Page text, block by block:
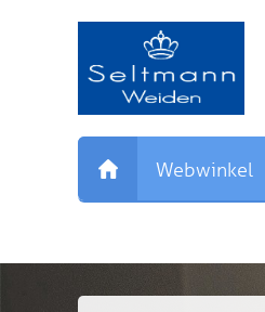
Direct
Webwinkel